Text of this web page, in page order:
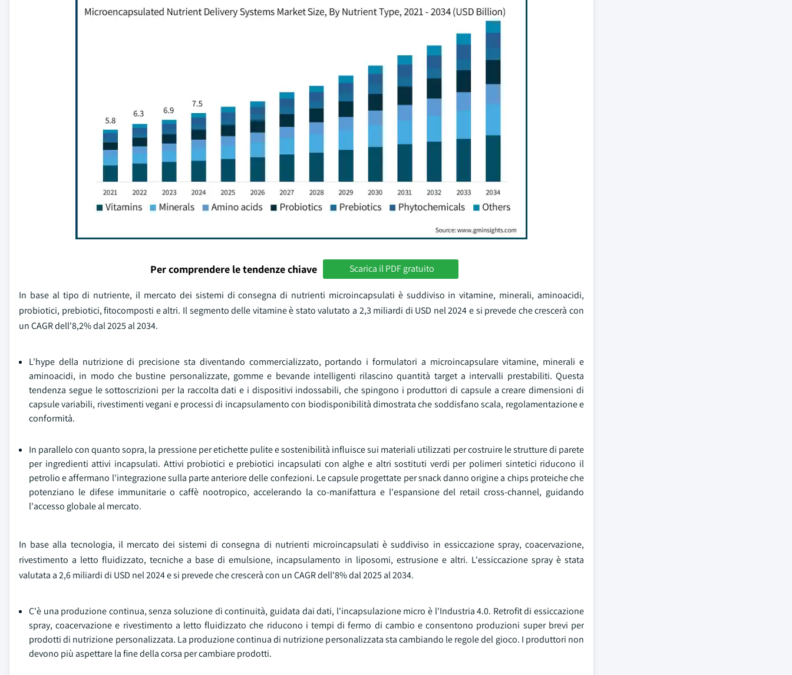
Per comprendere le tendenze chiave Scarica il PDF gratuito
In base al tipo di nutriente, il mercato dei sistemi di consegna di nutrienti microincapsulati è suddiviso in vitamine, minerali, aminoacidi,
probiotici, prebiotici, fitocomposti e altri. Il segmento delle vitamine è stato valutato a 2,3 miliardi di USD nel 2024 e si prevede che crescerà con
un CAGR dell'8,2% dal 2025 al 2034.
L'hype della nutrizione di precisione sta diventando commercializzato, portando i formulatori a microincapsulare vitamine, minerali e
aminoacidi, in modo che bustine personalizzate, gomme e bevande intelligenti rilascino quantità target a intervalli prestabiliti. Questa
tendenza segue le sottoscrizioni per la raccolta dati e i dispositivi indossabili, che spingono i produttori di capsule a creare dimensioni di
capsule variabili, rivestimenti vegani e processi di incapsulamento con biodisponibilità dimostrata che soddisfano scala, regolamentazione e
conformità.
In parallelo con quanto sopra, la pressione per etichette pulite e sostenibilità influisce sui materiali utilizzati per costruire le strutture di parete
per ingredienti attivi incapsulati. Attivi probiotici e prebiotici incapsulati con alghe e altri sostituti verdi per polimeri sintetici riducono il
petrolio e affermano l'integrazione sulla parte anteriore delle confezioni. Le capsule progettate per snack danno origine a chips proteiche che
potenziano le difese immunitarie o caffè nootropico, accelerando la co-manifattura e l'espansione del retail cross-channel, guidando
l'accesso globale al mercato.
In base alla tecnologia, il mercato dei sistemi di consegna di nutrienti microincapsulati è suddiviso in essiccazione spray, coacervazione,
rivestimento a letto fluidizzato, tecniche a base di emulsione, incapsulamento in liposomi, estrusione e altri. L'essiccazione spray è stata
valutata a 2,6 miliardi di USD nel 2024 e si prevede che crescerà con un CAGR dell'8% dal 2025 al 2034.
C'è una produzione continua, senza soluzione di continuità, guidata dai dati, l'incapsulazione micro è l'Industria 4.0. Retrofit di essiccazione
spray, coacervazione e rivestimento a letto fluidizzato che riducono i tempi di fermo di cambio e consentono produzioni super brevi per
prodotti di nutrizione personalizzata. La produzione continua di nutrizione personalizzata sta cambiando le regole del gioco. I produttori non
devono più aspettare la fine della corsa per cambiare prodotti.